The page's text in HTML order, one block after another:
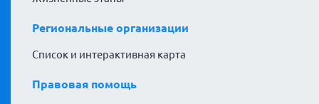
Региональные организации
Список и интерактивная карта
Правовая помощь